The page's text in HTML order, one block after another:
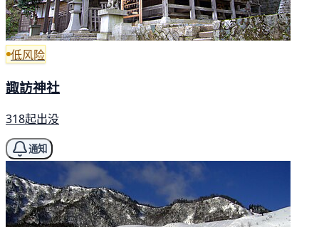
低风险
諏訪神社
318起出没
通知